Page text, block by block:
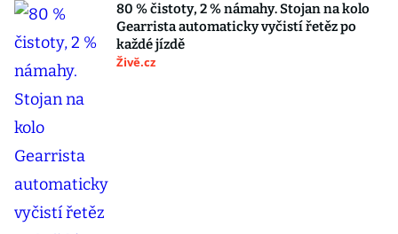
80 % čistoty, 2 % námahy. Stojan na kolo
Gearrista automaticky vyčistí řetěz po
každé jízdě
Živě.cz